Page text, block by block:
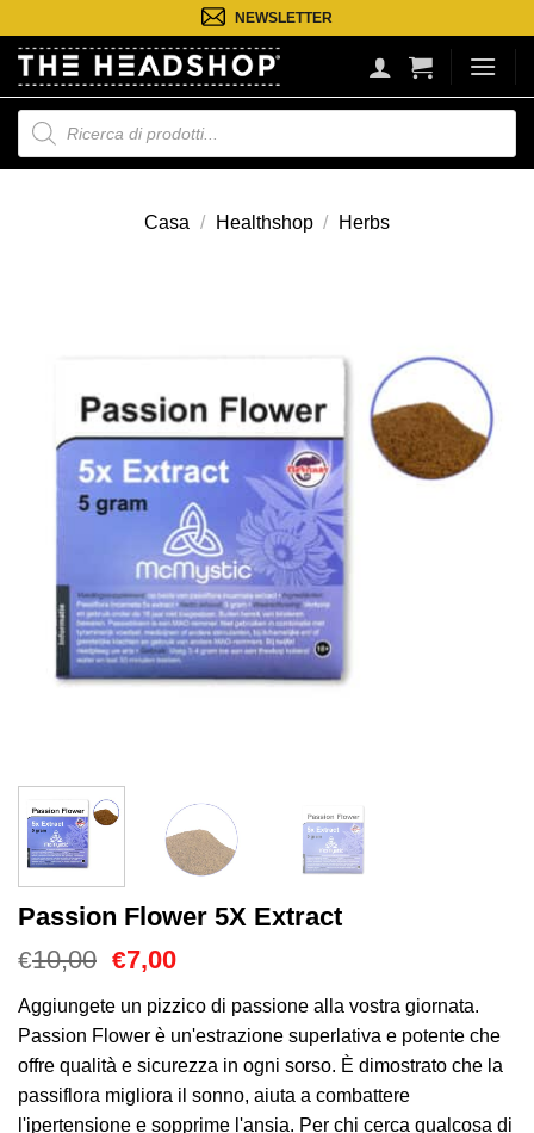
contenuti
NEWSLETTER
Ricerca
prodotti
Casa / Healthshop / Herbs
Passion Flower 5X Extract
€10,00 Il
originale
era:
€10,00.
€7,00Il
attuale
è:
€7,00.
Aggiungete un pizzico di passione alla vostra giornata.
Passion Flower è un'estrazione superlativa e potente che
offre qualità e sicurezza in ogni sorso. È dimostrato che la
passiflora migliora il sonno, aiuta a combattere
l'ipertensione e sopprime l'ansia. Per chi cerca qualcosa di